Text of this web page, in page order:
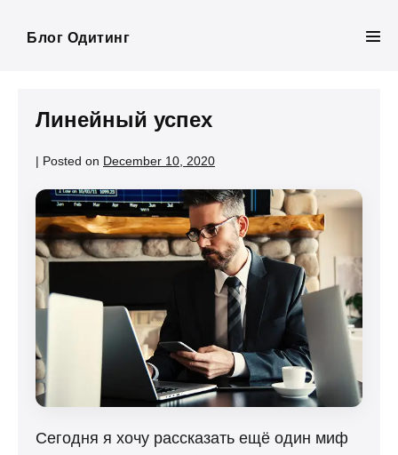
Блог Одитинг
Линейный успех
| Posted on December 10, 2020
Сегодня я хочу рассказать ещё один миф